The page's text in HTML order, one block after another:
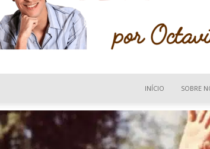
INÍCIO SOBRE